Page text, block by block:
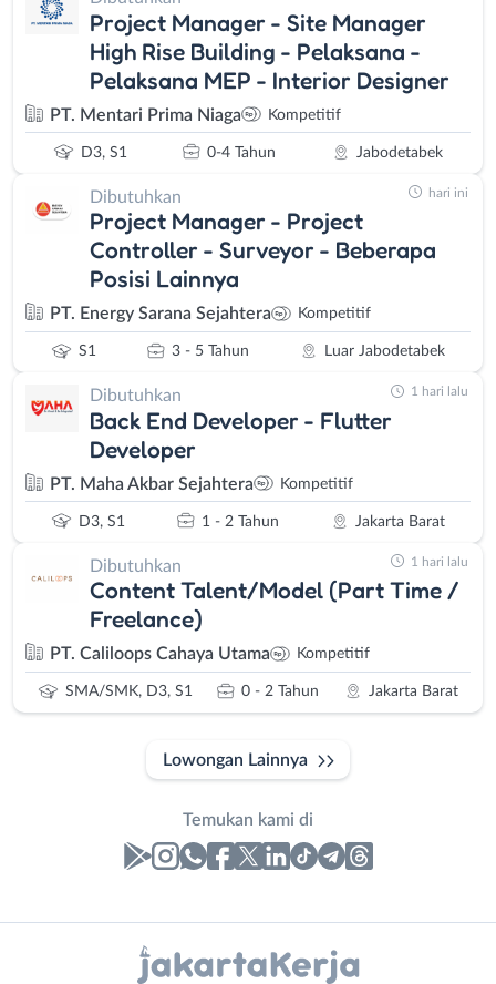
Project Manager - Site Manager
High Rise Building - Pelaksana -
Pelaksana MEP - Interior Designer
PT. Mentari Prima Niaga Kompetitif
D3, S1 0-4 Tahun Jabodetabek
Dibutuhkan
Project Manager - Project
Controller - Surveyor - Beberapa
Posisi Lainnya
PT. Energy Sarana Sejahtera Kompetitif
S1 3 - 5 Tahun Luar Jabodetabek
hari ini
Dibutuhkan
Back End Developer - Flutter
Developer
PT. Maha Akbar Sejahtera Kompetitif
D3, S1 1 - 2 Tahun Jakarta Barat
1 hari lalu
Dibutuhkan
Content Talent/Model (Part Time /
Freelance)
PT. Caliloops Cahaya Utama Kompetitif
SMA/SMK, D3, S1 0 - 2 Tahun Jakarta Barat
1 hari lalu
Lowongan Lainnya
Temukan kami di